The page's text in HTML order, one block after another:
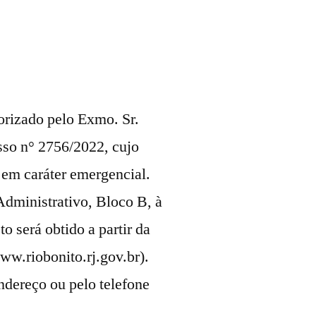
pelo Exmo. Sr.
n° 2756/2022, cujo
caráter emergencial.
Bloco B, à
será obtido a partir da
ou pelo telefone